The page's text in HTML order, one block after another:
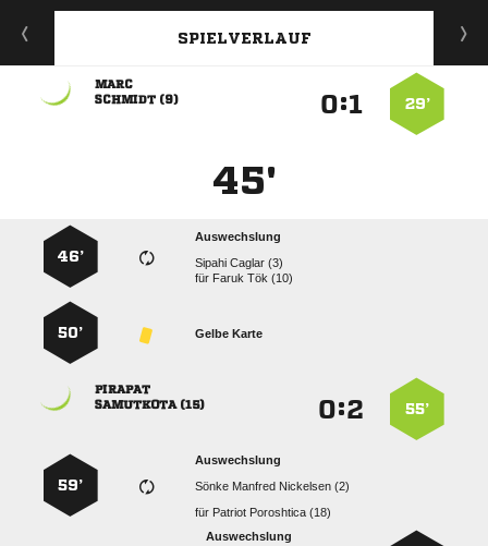
SPIELVERLAUF
29’
:

 
45'
Auswechslung
  
für   
46’
Gelbe Karte
50’
55’
:

 
Auswechslung
   
für   
59’
Auswechslung